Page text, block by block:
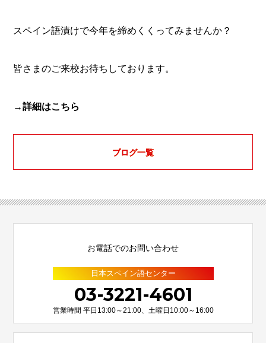
スペイン語漬けで今年を締めくくってみませんか？
皆さまのご来校お待ちしております。
→詳細はこちら
ブログ一覧
お電話でのお問い合わせ
日本スペイン語センター
03-3221-4601
営業時間 平日13:00～21:00、土曜日10:00～16:00